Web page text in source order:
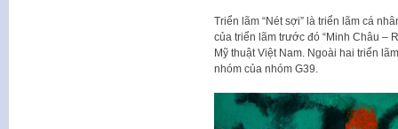
Triển lãm “Nét sợi” là triển lãm cá
của triển lãm trước đó “Minh Châu –
Mỹ thuật Việt Nam. Ngoài hai triển
nhóm của nhóm G39.